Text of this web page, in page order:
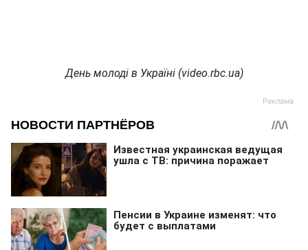
День молоді в Україні (video.rbc.ua)